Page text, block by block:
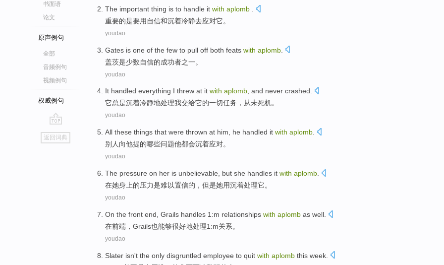
书面语
论文
原声例句
全部
音频例句
视频例句
权威例句
go
top
返回词典
The important thing is to handle it with aplomb
重要的是要用 自信和沉着冷静去应对它。
youdao
Gates is one of the few to pull off both feats with aplomb
盖茨是少数自信的成功者之一。
youdao
It handled everything I threw at it with aplomb, and never crashed.
它总是沉着冷静地处理我交给它的一切任务， 从未死机。
youdao
All these things that were thrown at him he handled it with aplomb
别人 向他提的哪些问题他都会沉着应对。
youdao
The pressure on her is unbelievable but she handles it with aplomb
在她身上的压力是难以置信的， 但是她用沉着处理它。
youdao
On the front end Grails handles 1 :m relationships with aplomb as well
在前端 ， Grails也能够很好地处理1 :m关系。
youdao
Slater isn't the only disgruntled employee to quit with aplomb this week